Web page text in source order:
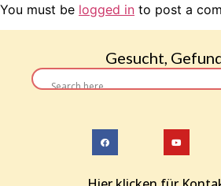
You must be logged in to post a
Gesucht,